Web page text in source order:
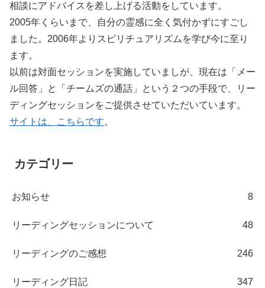
相談にアドバイスを差し上げる活動をしています。
2005年くらいまで、自分の霊感に全く気付かずにすごし
ました。2006年よりスピリチュアリズムを学び今に至り
ます。
以前は対面セッションを実施していましが、現在は「メー
ル回答」と「チームズの通話」という２つの手段で、リー
ディングセッションをご提供させていただいています。
サイトは、こちらです。
カテゴリー
お知らせ 8
リーディングセッションについて 48
リーディングのご感想 246
リーディング日記 347